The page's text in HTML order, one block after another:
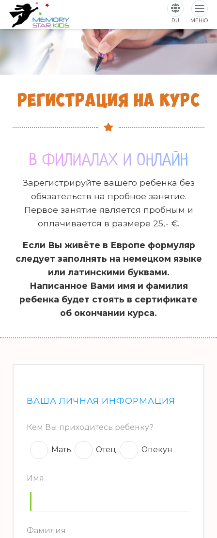
RU МЕНЮ
РЕГИСТРАЦИЯ НА КУРС
В ФИЛИАЛАХ И ОНЛАЙН
Зарегистрируйте вашего ребенка без
обязательств на пробное занятие.
Первое занятие является пробным и
оплачивается в размере 25,- €.
Если Вы живёте в Европе формуляр
следует заполнять на немецком языке
или латинскими буквами.
Написанное Вами имя и фамилия
ребенка будет стоять в сертификате
об окончании курса.
ВАША ЛИЧНАЯ ИНФОРМАЦИЯ
Кем Вы приходитесь ребенку?
Мать Отец Опекун
Имя
Фамилия